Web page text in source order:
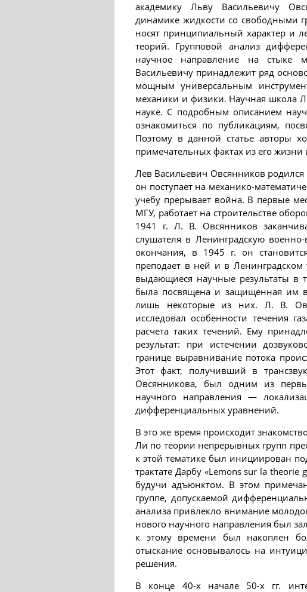
академику Льву Васильевичу
динамике жидкости со свободными
носят принципиальный характер и
теорий. Групповой анализ
научное направление на стыке
Васильевичу принадлежит ряд
мощным универсальным
механики и физики. Научная школа
науке. С подробным описанием
ознакомиться по публикациям,
Поэтому в данной статье авторы
примечательных фактах из его
Лев Васильевич Овсянников родился
он поступает на механико-
учебу прерывает война. В первые
МГУ, работает на строительстве
1941 г. Л. В. Овсянников
слушателя в Ленинградскую
окончания, в 1945 г. он
преподает в ней и в Ленинградском
выдающиеся научные результаты в
была посвящена и защищенная им в
лишь некоторые из них. Л. В.
исследовал особенности течения
расчета таких течений. Ему
результат: при истечении
границе выравнивание потока
Этот факт, получивший в
Овсянникова, был одним из
научного направления —
дифференциальных уравнений.
В это же время происходит
Ли по теории непрерывных групп
к этой тематике был инициирован
трактате Дарбу «Lemons sur la
будучи адъюнктом. В этом
группе, допускаемой
анализа привлекло внимание
нового научного направления был
к этому времени был накоплен
отыскание основывалось на
решения.
В конце 40-х начале 50-х гг.